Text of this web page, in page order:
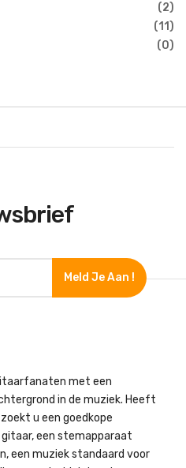
2
11
0
Meld Je Aan !
met een
in de muziek. Heeft
u een goedkope
een stemapparaat
een muziek standaard voor